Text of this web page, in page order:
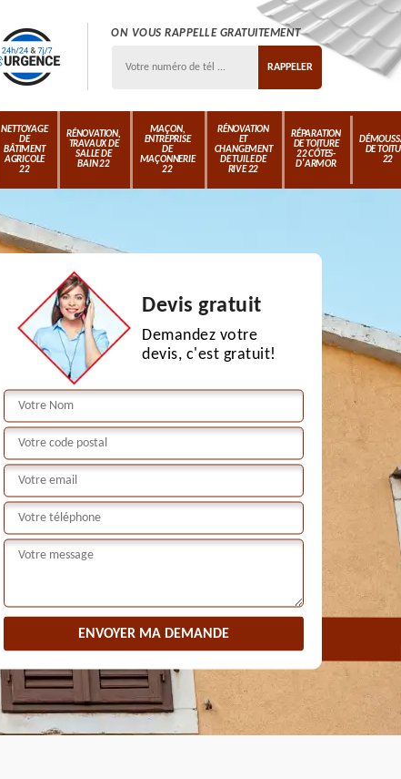
ON VOUS RAPPELLE GRATUITEMENT
NETTOYAGE
DE
BÂTIMENT
AGRICOLE
22
RÉNOVATION,
TRAVAUX DE
SALLE DE
BAIN 22
MAÇON,
ENTREPRISE
DE
MAÇONNERIE
22
RÉNOVATION
ET
CHANGEMENT
DE TUILE DE
RIVE 22
RÉPARATION
DE TOITURE
22 CÔTES-
D'ARMOR
DE
22
Devis gratuit
Demandez votre
devis, c'est gratuit!